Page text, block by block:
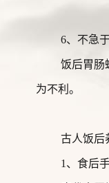
6、不急
饭后胃肠
为不利。
古人饭后
1、食后